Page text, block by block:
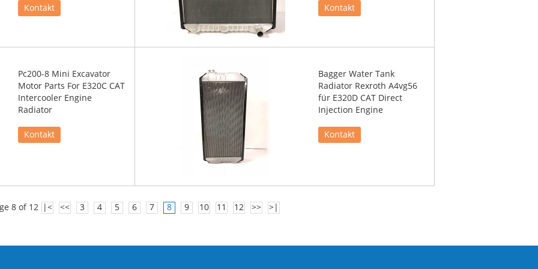
Kontakt Kontakt
Pc200-8 Mini Excavator
Motor Parts For E320C CAT
Intercooler Engine
Radiator
Kontakt
Bagger Water Tank
Radiator Rexroth A4vg56
für E320D CAT Direct
Injection Engine
Kontakt
8 of 12 |< << 3 4 5 6 7 8 9 10 11 12 >> >|